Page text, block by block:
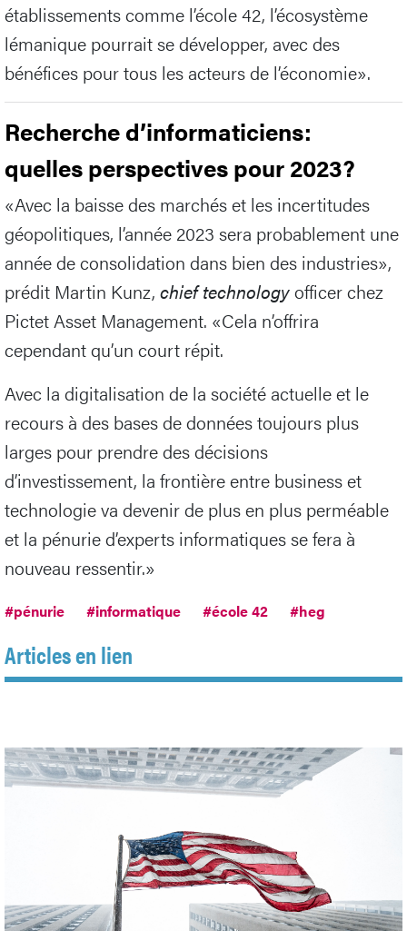
établissements comme l’école 42, l’écosystème
lémanique pourrait se développer, avec des
bénéfices pour tous les acteurs de l’économie».
Recherche d’informaticiens:
quelles perspectives pour 2023?
«Avec la baisse des marchés et les incertitudes
géopolitiques, l’année 2023 sera probablement une
année de consolidation dans bien des industries»,
prédit Martin Kunz, chief technologyofficer chez
Pictet Asset Management. «Cela n’offrira
cependant qu’un court répit.
Avec la digitalisation de la société actuelle et le
recours à des bases de données toujours plus
larges pour prendre des décisions
d’investissement, la frontière entre business et
technologie va devenir de plus en plus perméable
et la pénurie d’experts informatiques se fera à
nouveau ressentir.»
#pénurie #informatique #école 42 #heg
Articles en lien